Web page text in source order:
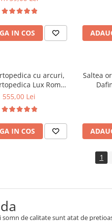
foam 2,5 cm, husa
sistem de aerisire
greutate maxima
100 kg/utilizator,
IN COS
fata
cu arcuri,
Lux Roma,
fermitate tare,
sistem aerisire
Saltex
555,00 Lei
IN COS
Saltea
Bonell,
de
1
de calitate sunt atat de